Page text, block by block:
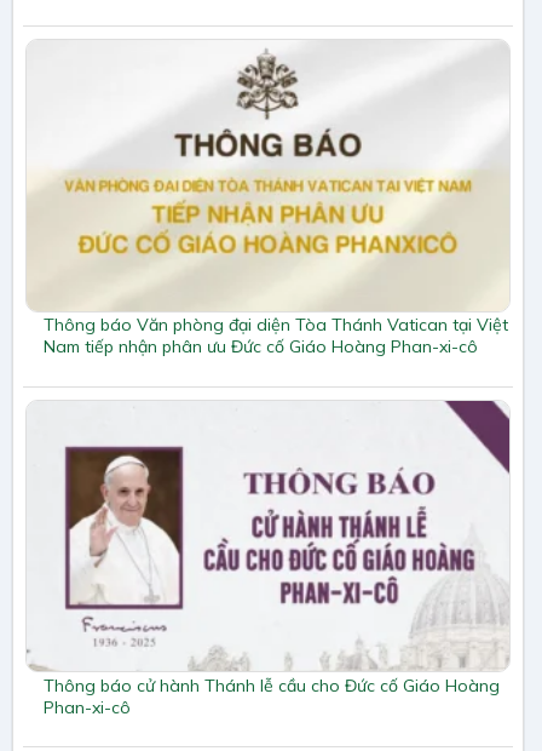
Thông báo Văn phòng đại diện Tòa Thánh Vatican tại Việt
Nam tiếp nhận phân ưu Đức cố Giáo Hoàng Phan-xi-cô
Thông báo cử hành Thánh lễ cầu cho Đức cố Giáo Hoàng
Phan-xi-cô